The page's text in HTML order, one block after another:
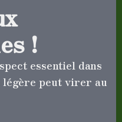
!
essentiel dans
peut virer au